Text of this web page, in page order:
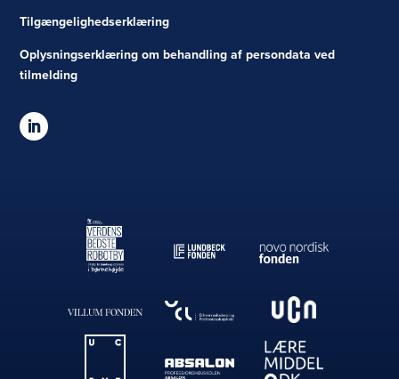
Tilgængelighedserklæring
Oplysningserklæring om behandling af persondata ved
tilmelding